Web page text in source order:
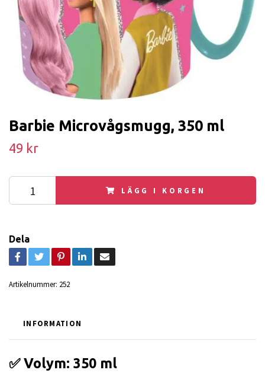
Barbie Microvågsmugg, 350 ml
49 kr
LÄGG I KORGEN
Dela
Artikelnummer: 252
INFORMATION
✅ Volym: 350 ml